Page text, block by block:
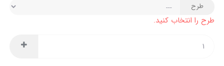
طرح
طرح را انتخاب کنید.